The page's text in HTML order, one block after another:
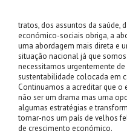
tratos, dos assuntos da saúde,
económico-sociais obriga, a
uma abordagem mais direta e
situação nacional já que
necessitamos urgentemente
sustentabilidade colocada em
Continuamos a acreditar que
não ser um drama mas uma
algumas estratégias e
tornar-nos um país de velhos
de crescimento económico.